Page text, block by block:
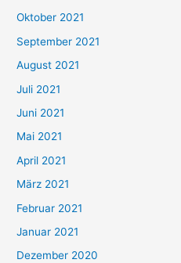
n
n
a
c
h
:
Oktober 2021
September 2021
August 2021
Juli 2021
Juni 2021
Mai 2021
April 2021
März 2021
Februar 2021
Januar 2021
Dezember 2020